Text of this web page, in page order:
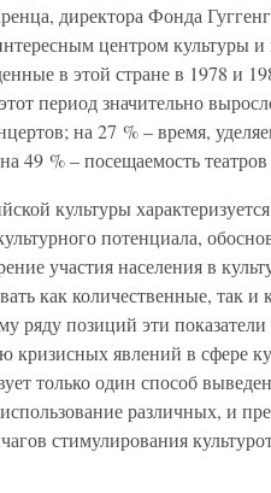
директора Фонда
центром культуры и
в этой стране в 1978 и
период значительно
на 27 % – время,
49 % – посещаемость
культуры
потенциала,
участия населения в
как количественные, так и
ряду позиций эти
кризисных явлений в сфере
только один способ
различных, и
стимулирования